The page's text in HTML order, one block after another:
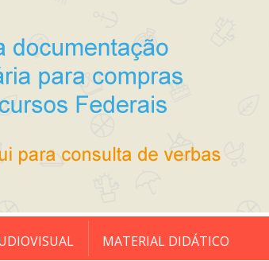
MATERIAL DIDÁTICO